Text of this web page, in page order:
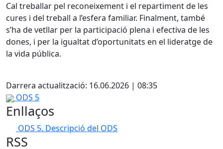
Cal treballar pel reconeixement i el repartiment de les
cures i del treball a l’esfera familiar. Finalment, també
s’ha de vetllar per la participació plena i efectiva de les
dones, i per la igualtat d’oportunitats en el lideratge de
la vida pública.
Darrera actualització: 16.06.2026 | 08:35
ODS 5
Enllaços
ODS 5. Descripció del ODS
RSS